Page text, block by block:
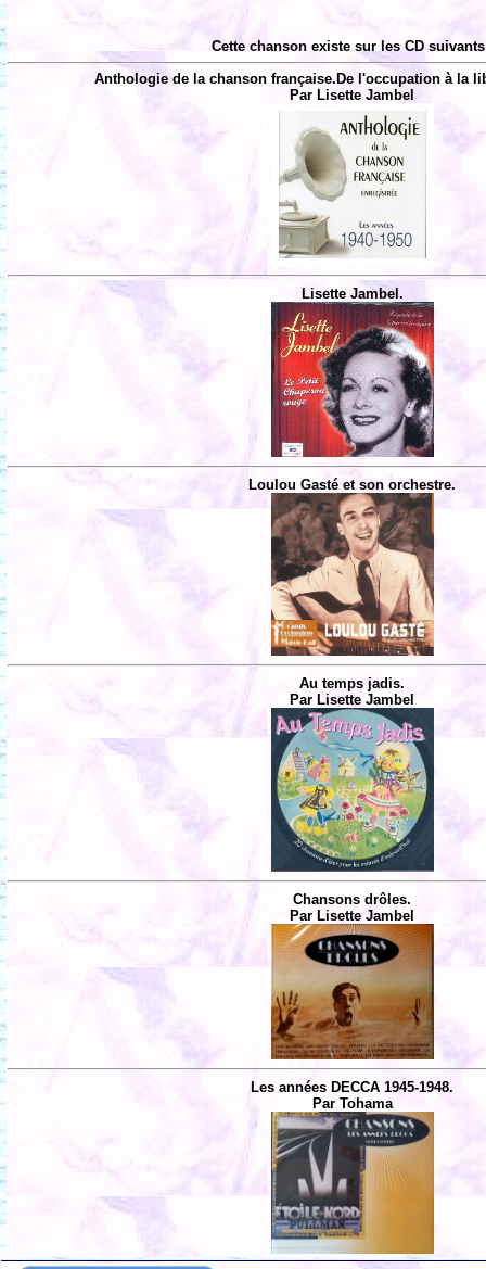
Cette chanson existe sur les CD
Anthologie de la chanson française.De l'occupation à la
Par Lisette Jambel
Lisette Jambel.
Loulou Gasté et son orchestre.
Au temps jadis.
Par Lisette Jambel
Chansons drôles.
Par Lisette Jambel
Les années DECCA 1945-1948.
Par Tohama